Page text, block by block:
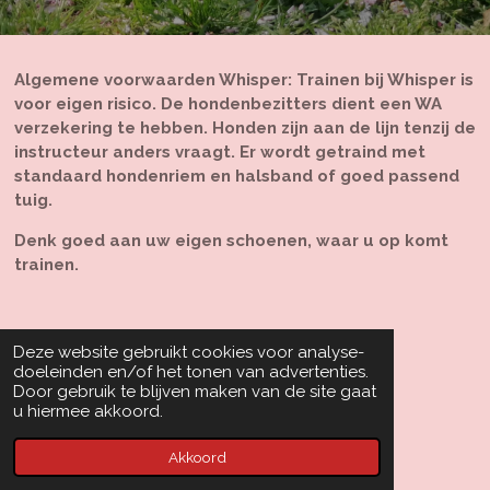
Deze website gebruikt cookies voor analyse-
doeleinden en/of het tonen van advertenties.
Door gebruik te blijven maken van de site gaat
u hiermee akkoord.
Akkoord
Algemene voorwaarden Whisper: Trainen bij Whisper is
voor eigen risico. De hondenbezitters dient een WA
verzekering te hebben. Honden zijn aan de lijn tenzij de
instructeur anders vraagt. Er wordt getraind met
standaard hondenriem en halsband of goed passend
tuig.
Denk goed aan uw eigen schoenen, waar u op komt
trainen.
© 2019 - 2026 Whisper hondenschool
Powered by